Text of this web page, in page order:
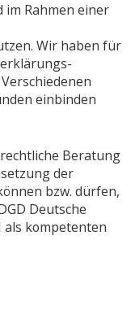
Rahmen einer
Wir haben für
einbinden
Beratung
der
bzw. dürfen,
Deutsche
als kompetenten